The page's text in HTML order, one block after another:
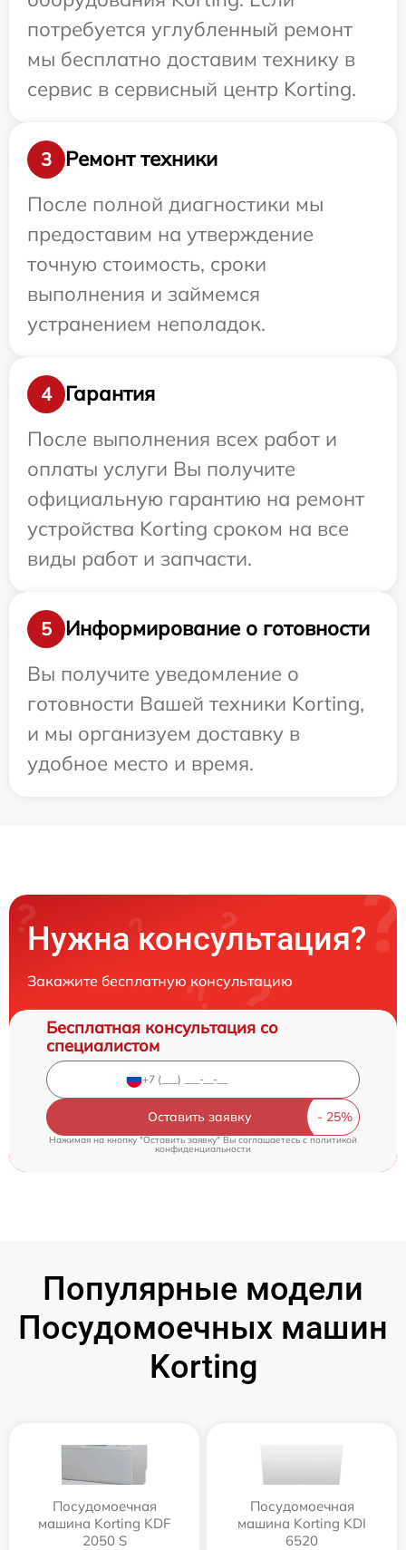
потребуется углубленный ремонт
мы бесплатно доставим технику в
сервис в сервисный центр Korting.
3
Ремонт техники
После полной диагностики мы
предоставим на утверждение
точную стоимость, сроки
выполнения и займемся
устранением неполадок.
4
Гарантия
После выполнения всех работ и
оплаты услуги Вы получите
официальную гарантию на ремонт
устройства Korting сроком на все
виды работ и запчасти.
5
Информирование о готовности
Вы получите уведомление о
готовности Вашей техники Korting,
и мы организуем доставку в
удобное место и время.
Нужна консультация?
Закажите бесплатную консультацию
Бесплатная консультация со
специалистом
Оставить заявку
Нажимая на кнопку "Оставить заявку" Вы соглашаетесь cполитикой
конфиденциальности
Популярные модели
Посудомоечных машин
Korting
Посудомоечная
машина Korting KDF
2050 S
Посудомоечная
машина Korting KDI
6520